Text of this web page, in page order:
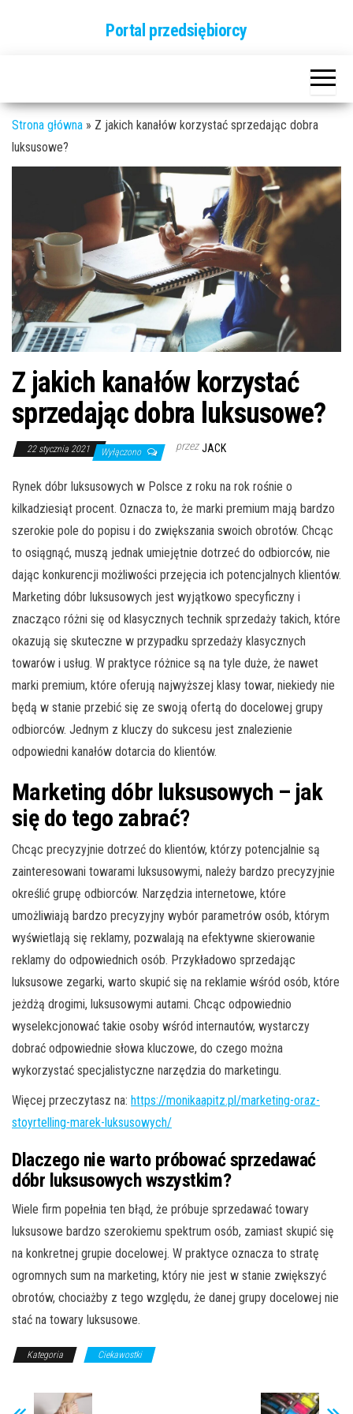
Portal przedsiębiorcy
Strona główna » Z jakich kanałów korzystać sprzedając dobra
luksusowe?
Z jakich kanałów korzystać
sprzedając dobra luksusowe?
22 stycznia 2021 Wyłączono przez JACK
Rynek dóbr luksusowych w Polsce z roku na rok rośnie o
kilkadziesiąt procent. Oznacza to, że marki premium mają bardzo
szerokie pole do popisu i do zwiększania swoich obrotów. Chcąc
to osiągnąć, muszą jednak umiejętnie dotrzeć do odbiorców, nie
dając konkurencji możliwości przejęcia ich potencjalnych klientów.
Marketing dóbr luksusowych jest wyjątkowo specyficzny i
znacząco różni się od klasycznych technik sprzedaży takich, które
okazują się skuteczne w przypadku sprzedaży klasycznych
towarów i usług. W praktyce różnice są na tyle duże, że nawet
marki premium, które oferują najwyższej klasy towar, niekiedy nie
będą w stanie przebić się ze swoją ofertą do docelowej grupy
odbiorców. Jednym z kluczy do sukcesu jest znalezienie
odpowiedni kanałów dotarcia do klientów.
Marketing dóbr luksusowych – jak
się do tego zabrać?
Chcąc precyzyjnie dotrzeć do klientów, którzy potencjalnie są
zainteresowani towarami luksusowymi, należy bardzo precyzyjnie
określić grupę odbiorców. Narzędzia internetowe, które
umożliwiają bardzo precyzyjny wybór parametrów osób, którym
wyświetlają się reklamy, pozwalają na efektywne skierowanie
reklamy do odpowiednich osób. Przykładowo sprzedając
luksusowe zegarki, warto skupić się na reklamie wśród osób, które
jeżdżą drogimi, luksusowymi autami. Chcąc odpowiednio
wyselekcjonować takie osoby wśród internautów, wystarczy
dobrać odpowiednie słowa kluczowe, do czego można
wykorzystać specjalistyczne narzędzia do marketingu.
Więcej przeczytasz na: https://monikaapitz.pl/marketing-oraz-
stoyrtelling-marek-luksusowych/
Dlaczego nie warto próbować sprzedawać
dóbr luksusowych wszystkim?
Wiele firm popełnia ten błąd, że próbuje sprzedawać towary
luksusowe bardzo szerokiemu spektrum osób, zamiast skupić się
na konkretnej grupie docelowej. W praktyce oznacza to stratę
ogromnych sum na marketing, który nie jest w stanie zwiększyć
obrotów, chociażby z tego względu, że danej grupy docelowej nie
stać na towary luksusowe.
Kategoria Ciekawostki